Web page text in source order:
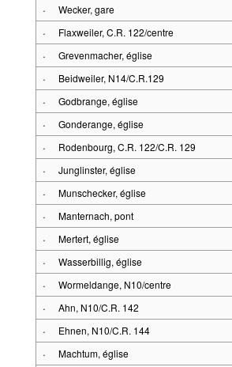
· Wecker, gare
· Flaxweiler, C.R. 122/centre
· Grevenmacher, église
· Beidweiler, N14/C.R.129
· Godbrange, église
· Gonderange, église
· Rodenbourg, C.R. 122/C.R. 129
· Junglinster, église
· Munschecker, église
· Manternach, pont
· Mertert, église
· Wasserbillig, église
· Wormeldange, N10/centre
· Ahn, N10/C.R. 142
· Ehnen, N10/C.R. 144
·
Machtum, église